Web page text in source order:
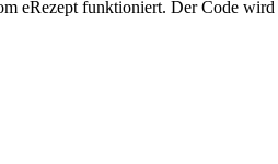
eRezept funktioniert. Der Code